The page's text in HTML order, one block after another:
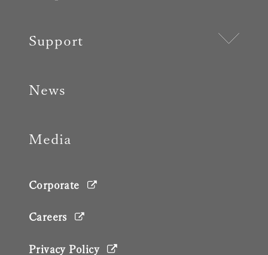
Support
News
Media
Corporate
Careers
Privacy Policy